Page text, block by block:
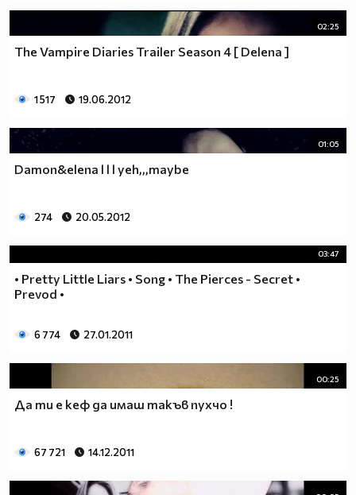
02:25
The Vampire Diaries Trailer Season 4 [ Delena ]
1 517 19.06.2012
01:05
Damon&elena l l l yeh,,,maybe
274 20.05.2012
03:47
• Pretty Little Liars • Song • The Pierces - Secret •
Prevod •
6 774 27.01.2011
00:25
Да ти е кеф да имаш такъв пухчо !
67 721 14.12.2011